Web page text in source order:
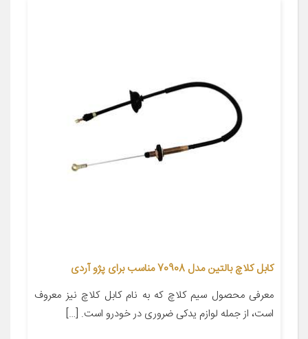
کابل کلاچ بالتین مدل 70908 مناسب برای پژو آردی
معرفی محصول سیم کلاچ که به نام کابل کلاچ نیز معروف
است، از جمله لوازم یدکی ضروری در خودرو است. […]